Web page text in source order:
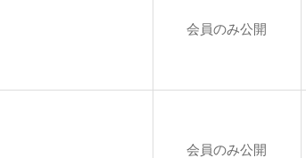
会員のみ公開
会員のみ公開